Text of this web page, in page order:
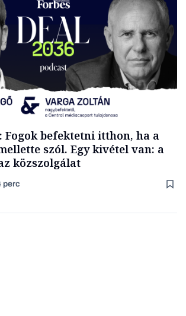
Fogok befektetni itthon, ha a
szól. Egy kivétel van: a
közszolgálat
perc